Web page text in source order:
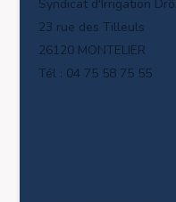
Syndicat d'Irrigation
23 rue des Tilleuls
26120 MONTELIER
Tél : 04 75 58 75 55